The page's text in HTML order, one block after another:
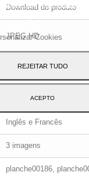
Download do produto
JPEG HD
A4 - 29,7 x 21 cm
Inglês e Francês
3 imagens
planche00186,
relacionada
navegação. Para dar
o botão Aceito.
Cookies
REJEITAR TUDO
ACEPTO